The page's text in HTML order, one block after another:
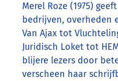
Merel Roze (1975)
bedrijven, overheden
Van Ajax tot
Juridisch Loket tot
blijere lezers door
verscheen haar